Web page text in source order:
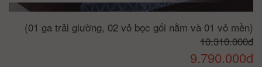
(01 ga trải giường, 02 vỏ bọc gối nằm và 01 vỏ mền)
10.310.000đ
9.790.000đ